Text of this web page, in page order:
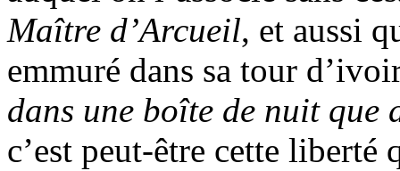
Maître d’Arcueil, et aussi
emmuré dans sa tour
dans une boîte de nuit que
c’est peut-être cette